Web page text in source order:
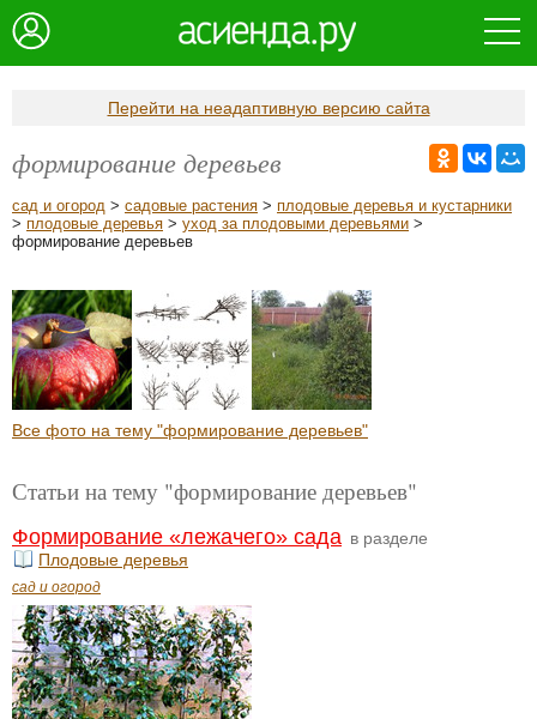
Перейти на неадаптивную версию сайта
формирование деревьев
сад и огород > садовые растения > плодовые деревья и кустарники
> плодовые деревья > уход за плодовыми деревьями >
формирование деревьев
Все фото на тему "формирование деревьев"
Статьи на тему "формирование деревьев"
Формирование «лежачего» сада в разделе
Плодовые деревья
сад и огород